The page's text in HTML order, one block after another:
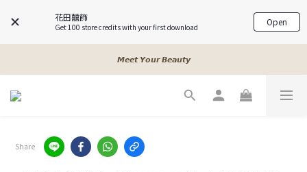
花田囍飾
Get 100 store credits with your first download Open
𝓐 𝓰𝓲𝓻𝓵𝓼 𝓫𝓮𝓼𝓽 𝓯𝓻𝓲𝓮𝓷𝓭𝓼
𝓐 𝓰𝓲𝓻𝓵𝓼 𝓫𝓮𝓼𝓽 𝓯𝓻𝓲𝓮𝓷𝓭𝓼
𝙈𝙚𝙚𝙩 𝙔𝙤𝙪𝙧 𝘽𝙚𝙖𝙪𝙩𝙮
𝓐 𝓰𝓲𝓻𝓵𝓼 𝓫𝓮𝓼𝓽 𝓯𝓻𝓲𝓮𝓷𝓭𝓼
Share